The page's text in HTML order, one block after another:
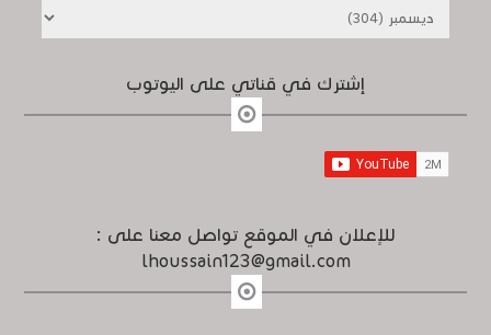
إشترك في قناتي على اليوتوب
للإعلان في الموقع تواصل معنا على :
lhoussain123@gmail.com